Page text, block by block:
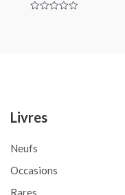
Livres
Neufs
Occasions
Rares